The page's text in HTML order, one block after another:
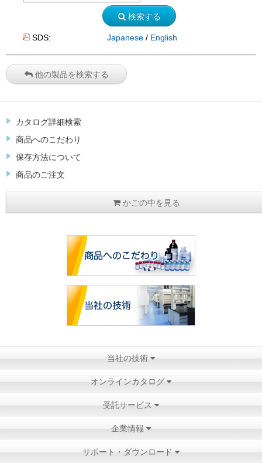
検索する
SDS: Japanese/ English
他の製品を検索する
カタログ詳細検索
商品へのこだわり
保存方法について
商品のご注文
かごの中を見る
当社の技術
オンラインカタログ
受託サービス
企業情報
サポート・ダウンロード